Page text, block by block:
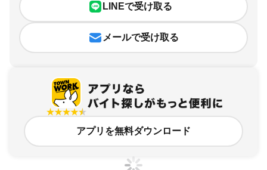
LINEで受け取る
メールで受け取る
アプリを無料ダウンロード